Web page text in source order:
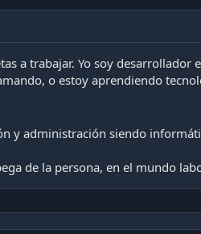
a trabajar. Yo soy
o estoy aprendiendo
y administración siendo
de la persona, en el mundo